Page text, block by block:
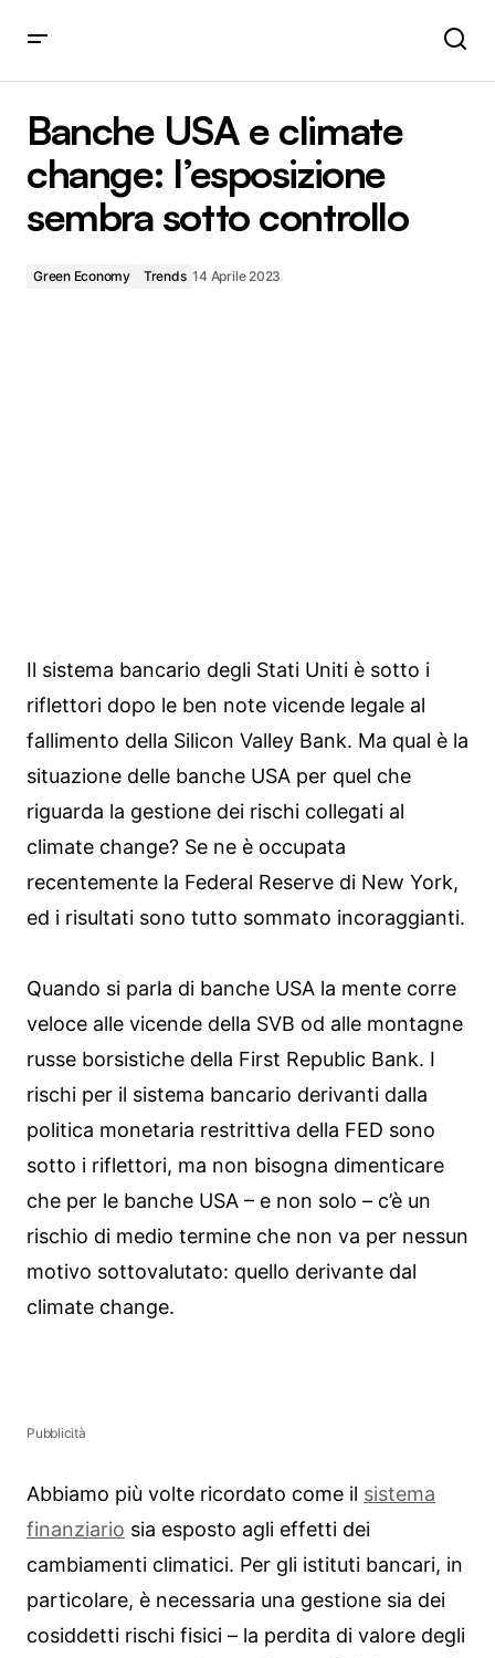
Banche USA e climate
change: l’esposizione
sembra sotto controllo
Green Economy Trends 14 Aprile 2023
Il sistema bancario degli Stati Uniti è sotto i
riflettori dopo le ben note vicende legale al
fallimento della Silicon Valley Bank. Ma qual è la
situazione delle banche USA per quel che
riguarda la gestione dei rischi collegati al
climate change? Se ne è occupata
recentemente la Federal Reserve di New York,
ed i risultati sono tutto sommato incoraggianti.
Quando si parla di banche USA la mente corre
veloce alle vicende della SVB od alle montagne
russe borsistiche della First Republic Bank. I
rischi per il sistema bancario derivanti dalla
politica monetaria restrittiva della FED sono
sotto i riflettori, ma non bisogna dimenticare
che per le banche USA – e non solo – c’è un
rischio di medio termine che non va per nessun
motivo sottovalutato: quello derivante dal
climate change.
Pubblicità
Abbiamo più volte ricordato come il sistema
finanziario sia esposto agli effetti dei
cambiamenti climatici. Per gli istituti bancari, in
particolare, è necessaria una gestione sia dei
cosiddetti rischi fisici – la perdita di valore degli